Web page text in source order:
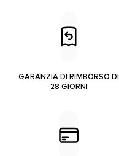
GARANZIA DI RIMBORSO DI
28 GIORNI